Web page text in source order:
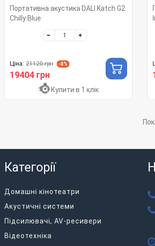
Портативна акустика DALI Katch G2
Chilly Blue
Ціна: 21120 грн -8%
19404 грн
Купити в 1 клік
Категорії
Домашні кінотеатри
Акустичні системи
Підсилювачі, AV-ресивери
Відеотехніка